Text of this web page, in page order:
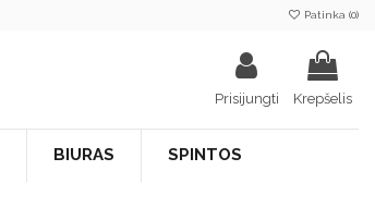
Patinka (0)
Prisijungti Krepšelis
BIURAS SPINTOS